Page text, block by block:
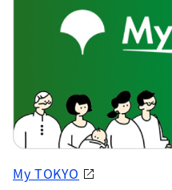
My TOKYO